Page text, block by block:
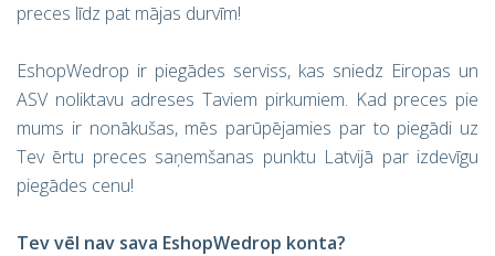
preces līdz pat mājas durvīm!
EshopWedrop ir piegādes serviss, kas sniedz Eiropas un
ASV noliktavu adreses Taviem pirkumiem. Kad preces pie
mums ir nonākušas, mēs parūpējamies par to piegādi uz
Tev ērtu preces saņemšanas punktu Latvijā par izdevīgu
piegādes cenu!
Tev vēl nav sava EshopWedrop konta?